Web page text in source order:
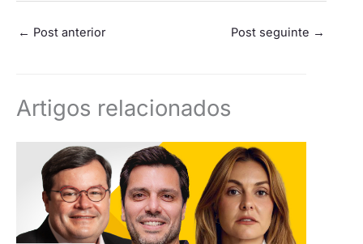
← Post anterior Post seguinte →
Artigos relacionados